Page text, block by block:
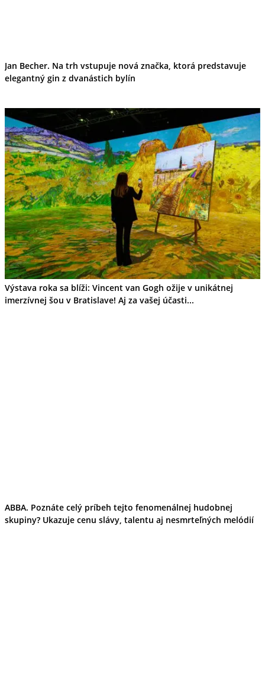
Jan Becher. Na trh vstupuje nová značka, ktorá predstavuje
elegantný gin z dvanástich bylín
Výstava roka sa blíži: Vincent van Gogh ožije v unikátnej
imerzívnej šou v Bratislave! Aj za vašej účasti...
ABBA. Poznáte celý príbeh tejto fenomenálnej hudobnej
skupiny? Ukazuje cenu slávy, talentu aj nesmrteľných melódií